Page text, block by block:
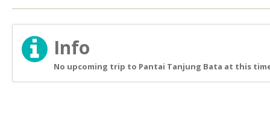
Info
No upcoming trip to Pantai Tanjung Bata at this